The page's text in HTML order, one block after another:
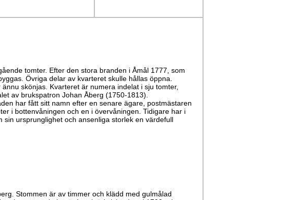
tomter. Efter den stora branden i Åmål 1777, som
Övriga delar av kvarteret skulle hållas öppna.
skönjas. Kvarteret är numera indelat i sju tomter,
av brukspatron Johan Åberg (1750-1813).
har fått sitt namn efter en senare ägare, postmästaren
i bottenvåningen och en i övervåningen. Tidigare har i
ursprunglighet och ansenliga storlek en värdefull
Stommen är av timmer och klädd med gulmålad